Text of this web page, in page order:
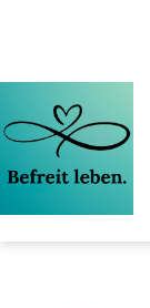
springen